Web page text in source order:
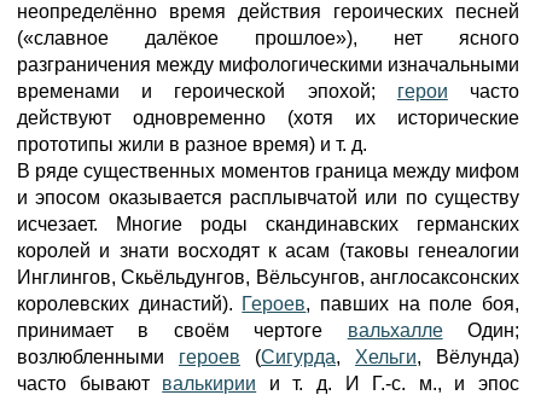
неопределённо время действия героических песней
(«славное далёкое прошлое»), нет ясного
разграничения между мифологическими изначальными
временами и героической эпохой; герои часто
действуют одновременно (хотя их исторические
прототипы жили в разное время) и т. д.
В ряде существенных моментов граница между мифом
и эпосом оказывается расплывчатой или по существу
исчезает. Многие роды скандинавских германских
королей и знати восходят к асам (таковы генеалогии
Инглингов, Скьёльдунгов, Вёльсунгов, англосаксонских
королевских династий). Героев, павших на поле боя,
принимает в своём чертоге вальхаллеОдин;
возлюбленными героев (Сигурда, Хельги, Вёлунда)
часто бывают валькирии и т. д. И Г.-с. м., и эпос